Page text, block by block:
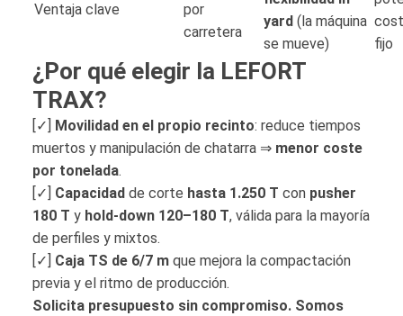
Ventaja clave
por
carretera
yard (la máquina
se mueve)
fijo
¿Por qué elegir la LEFORT
TRAX?
[✓] Movilidad en el propio recinto: reduce tiempos
muertos y manipulación de chatarra ⇒ menor coste
por tonelada.
[✓] Capacidad de corte hasta 1.250 T con pusher
180 T y hold-down 120–180 T, válida para la mayoría
de perfiles y mixtos.
[✓] Caja TS de 6/7 m que mejora la compactación
previa y el ritmo de producción.
Solicita presupuesto sin compromiso. Somos